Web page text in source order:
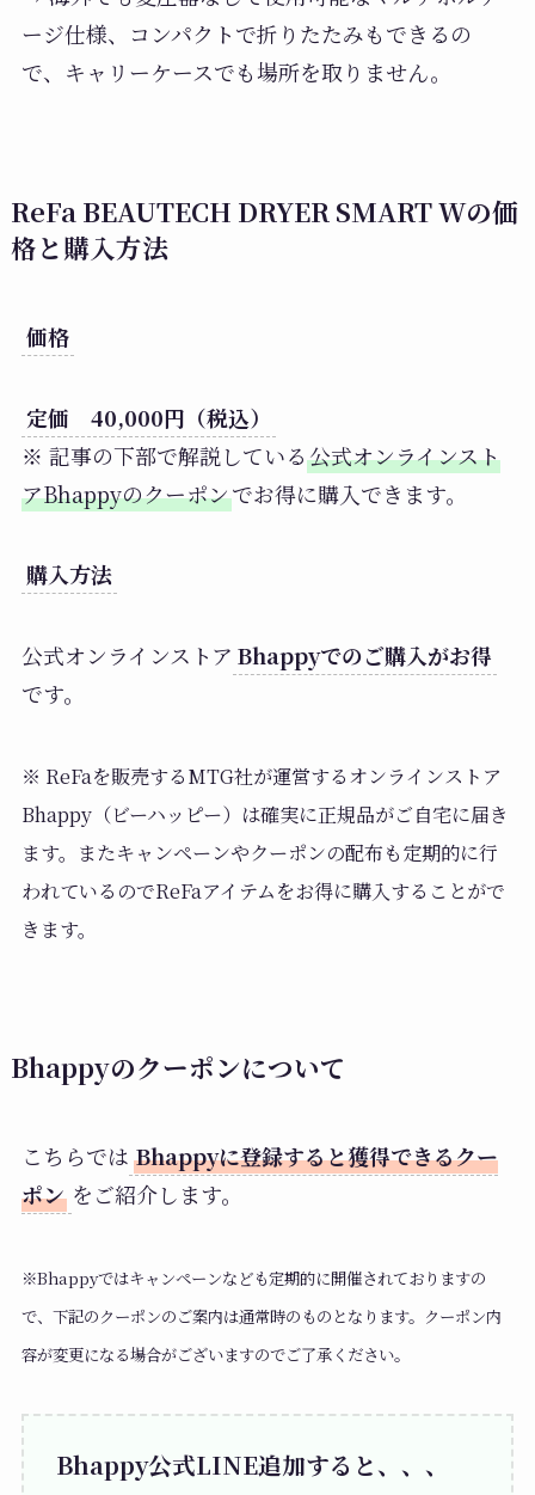
ージ仕様、コンパクトで折りたたみもできるの
で、キャリーケースでも場所を取りません。
ReFa BEAUTECH DRYER SMART Wの価
格と購入方法
価格
定価 40,000円（税込）
※ 記事の下部で解説している公式オンラインスト
アBhappyのクーポンでお得に購入できます。
購入方法
公式オンラインストア Bhappyでのご購入がお得
です。
※ ReFaを販売するMTG社が運営するオンラインストア
Bhappy（ビーハッピー）は確実に正規品がご自宅に届き
ます。またキャンペーンやクーポンの配布も定期的に行
われているのでReFaアイテムをお得に購入することがで
きます。
Bhappyのクーポンについて
こちらでは Bhappyに登録すると獲得できるクー
ポン をご紹介します。
※Bhappyではキャンペーンなども定期的に開催されておりますの
で、下記のクーポンのご案内は通常時のものとなります。クーポン内
容が変更になる場合がございますのでご了承ください。
Bhappy公式LINE追加すると、、、